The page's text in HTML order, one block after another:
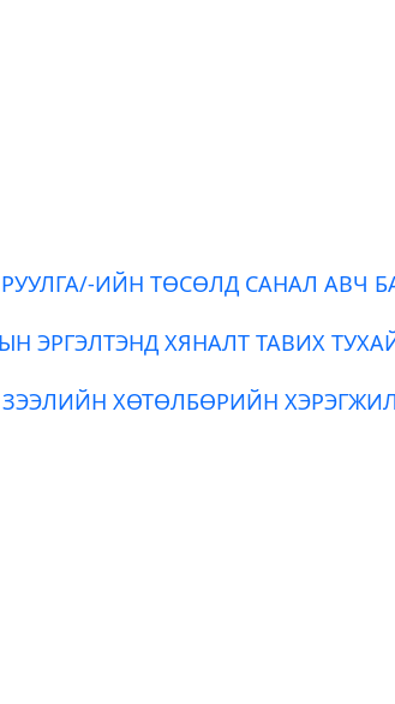
ИЙН ТӨСӨЛД САНАЛ АВЧ
ЭРГЭЛТЭНД ХЯНАЛТ ТАВИХ
ХӨТӨЛБӨРИЙН